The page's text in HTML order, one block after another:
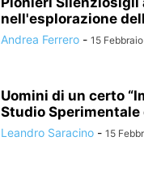
nell'esplorazione
Andrea Ferrero - 15
Uomini di un certo
Studio Sperimentale
Leandro Saracino - 15